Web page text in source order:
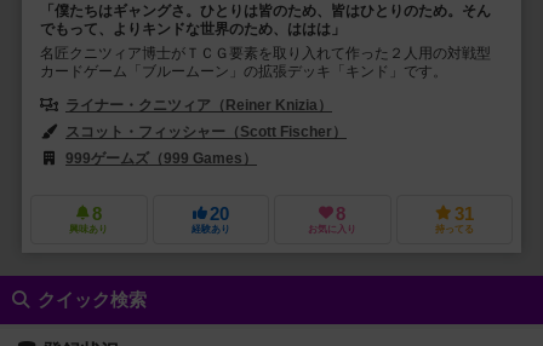
「僕たちはギャングさ。ひとりは皆のため、皆はひとりのため。そん
でもって、よりキンドな世界のため、ははは」
名匠クニツィア博士がＴＣＧ要素を取り入れて作った２人用の対戦型
カードゲーム「ブルームーン」の拡張デッキ「キンド」です。
ライナー・クニツィア（Reiner Knizia）
スコット・フィッシャー（Scott Fischer）
999ゲームズ（999 Games）
8
興味あり
20
経験あり
8
お気に入り
31
持ってる
クイック検索